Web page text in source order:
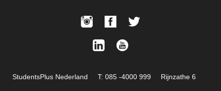
StudentsPlus Nederland T: 085 -4000 999 Rijnzathe 6